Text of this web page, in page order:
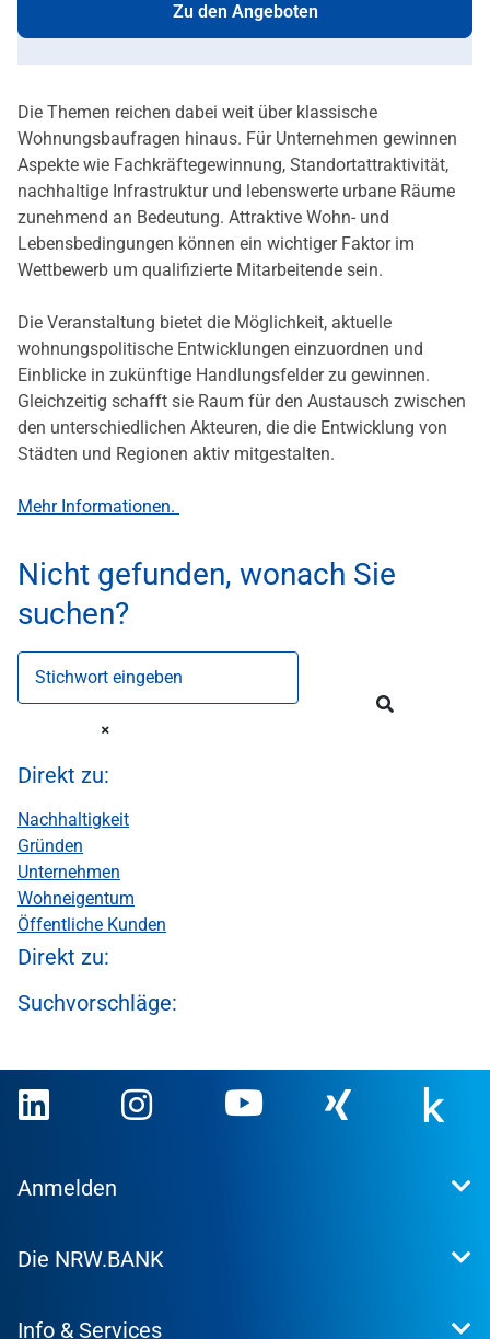
Zu den Angeboten
Die Themen reichen dabei weit über klassische
Wohnungsbaufragen hinaus. Für Unternehmen gewinnen
Aspekte wie Fachkräftegewinnung, Standortattraktivität,
nachhaltige Infrastruktur und lebenswerte urbane Räume
zunehmend an Bedeutung. Attraktive Wohn- und
Lebensbedingungen können ein wichtiger Faktor im
Wettbewerb um qualifizierte Mitarbeitende sein.
Die Veranstaltung bietet die Möglichkeit, aktuelle
wohnungspolitische Entwicklungen einzuordnen und
Einblicke in zukünftige Handlungsfelder zu gewinnen.
Gleichzeitig schafft sie Raum für den Austausch zwischen
den unterschiedlichen Akteuren, die die Entwicklung von
Städten und Regionen aktiv mitgestalten.
Mehr Informationen.
Nicht gefunden, wonach Sie
suchen?
Stichwort eingeben
Direkt zu:
Nachhaltigkeit
Gründen
Unternehmen
Wohneigentum
Öffentliche Kunden
Direkt zu:
Suchvorschläge:
Anmelden
Kundenportal
Die NRW.BANK
Presse
Info & Services